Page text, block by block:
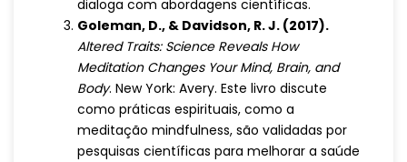
dialoga com abordagens científicas.
Goleman, D., & Davidson, R. J. (2017).
Altered Traits: Science Reveals How
Meditation Changes Your Mind, Brain, and
Body. New York: Avery. Este livro discute
como práticas espirituais, como a
meditação mindfulness, são validadas por
pesquisas científicas para melhorar a saúde